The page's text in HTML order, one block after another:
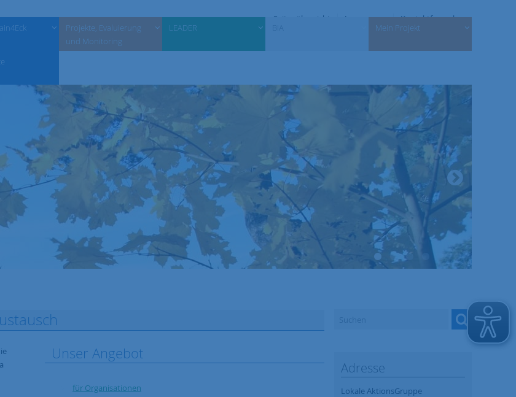
Seitenübersicht Impressum
Kontaktformular
Projekte, Evaluierung
und Monitoring
LEADER Mein Projekt
Unser Angebot
für Organisationen
Adresse
Lokale AktionsGruppe